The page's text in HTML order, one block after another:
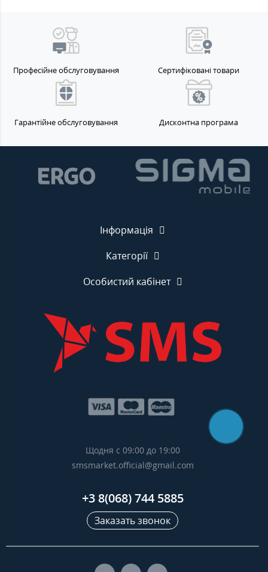
Професійне обслуговування Сертифіковані товари
Гарантійне обслуговування Дисконтна програма
Інформація
Категорії
Особистий кабінет
Щодня с 09:00 до 19:00
smsmarket.official@gmail.com
+3 8(068) 744 5885
Заказать звонок